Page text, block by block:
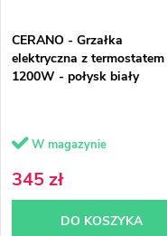
CERANO - Grzałka
elektryczna z
1200W - połysk biały
W magazynie
345 zł
DO KOSZYKA